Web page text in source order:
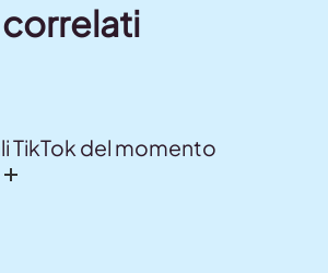
TikTok del momento